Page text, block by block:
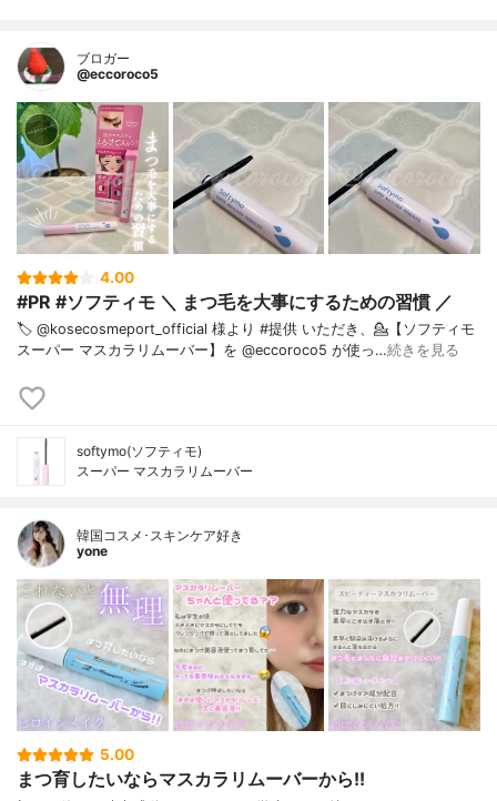
ブロガー
@eccoroco5
4.00
#PR #ソフティモ ＼ まつ毛を大事にするための習慣 ／
🏷️ @kosecosmeport_official 様より #提供 いただき、⁡💁【ソフティモ
スーパー マスカラリムーバー】を @eccoroco5 が使っ…続きを見る
softymo(ソフティモ)
スーパー マスカラリムーバー
韓国コスメ･スキンケア好き
yone
5.00
まつ育したいならマスカラリムーバーから!!